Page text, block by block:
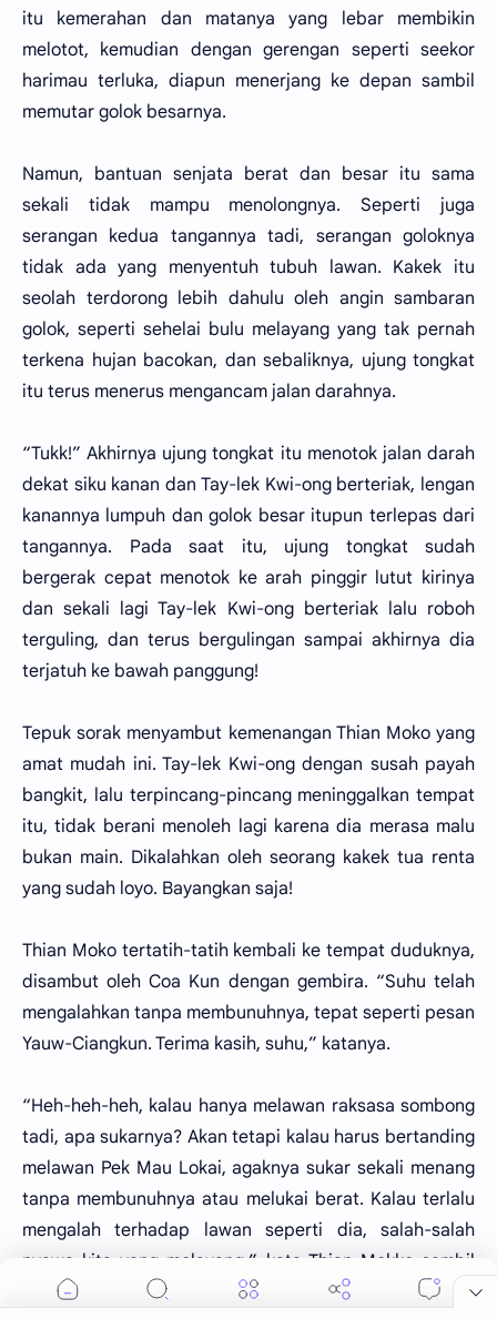
itu kemerahan dan matanya yang lebar membikin
melotot, kemudian dengan gerengan seperti seekor
harimau terluka, diapun menerjang ke depan sambil
memutar golok besarnya.
Namun, bantuan senjata berat dan besar itu sama
sekali tidak mampu menolongnya. Seperti juga
serangan kedua tangannya tadi, serangan goloknya
tidak ada yang menyentuh tubuh lawan. Kakek itu
seolah terdorong lebih dahulu oleh angin sambaran
golok, seperti sehelai bulu melayang yang tak pernah
terkena hujan bacokan, dan sebaliknya, ujung tongkat
itu terus menerus mengancam jalan darahnya.
“Tukk!” Akhirnya ujung tongkat itu menotok jalan darah
dekat siku kanan dan Tay-lek Kwi-ong berteriak, lengan
kanannya lumpuh dan golok besar itupun terlepas dari
tangannya. Pada saat itu, ujung tongkat sudah
bergerak cepat menotok ke arah pinggir lutut kirinya
dan sekali lagi Tay-lek Kwi-ong berteriak lalu roboh
terguling, dan terus bergulingan sampai akhirnya dia
terjatuh ke bawah panggung!
Tepuk sorak menyambut kemenangan Thian Moko yang
amat mudah ini. Tay-lek Kwi-ong dengan susah payah
bangkit, lalu terpincang-pincang meninggalkan tempat
itu, tidak berani menoleh lagi karena dia merasa malu
bukan main. Dikalahkan oleh seorang kakek tua renta
yang sudah loyo. Bayangkan saja!
Thian Moko tertatih-tatih kembali ke tempat duduknya,
disambut oleh Coa Kun dengan gembira. “Suhu telah
mengalahkan tanpa membunuhnya, tepat seperti pesan
Yauw-Ciangkun. Terima kasih, suhu,” katanya.
“Heh-heh-heh, kalau hanya melawan raksasa sombong
tadi, apa sukarnya? Akan tetapi kalau harus bertanding
melawan Pek Mau Lokai, agaknya sukar sekali menang
tanpa membunuhnya atau melukai berat. Kalau terlalu
mengalah terhadap lawan seperti dia, salah-salah
nyawa kita yang melayang,” kata Thian Mokko sambil
menoleh dan memandang ke arah Pek Mau Lokai.